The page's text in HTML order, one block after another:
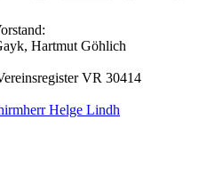
Hartmut Göhlich
VR 30414
Helge Lindh